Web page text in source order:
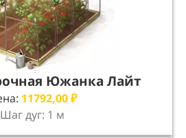
Южанка Лайт
11792,00 ₽
Шаг дуг: 1 м